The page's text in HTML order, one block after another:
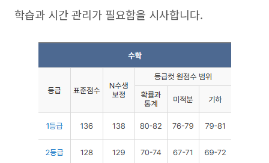
학습과 시간 관리가 필요함을 시사합니다.